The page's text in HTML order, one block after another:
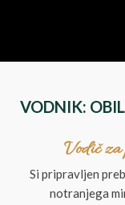
VODNIK:
Vodič za
Si pripravljen
notranjega